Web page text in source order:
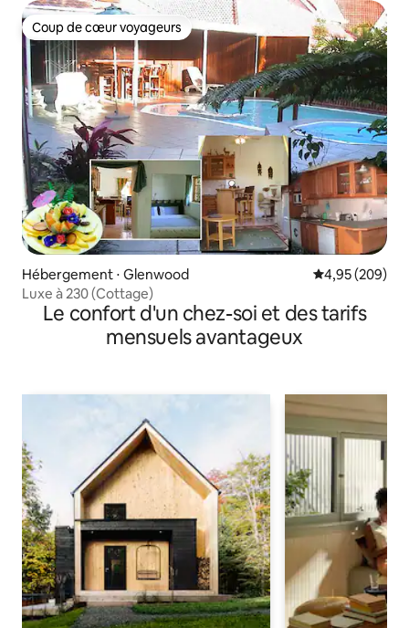
Coup de cœur voyageurs
Coup de cœur voyageurs
Hébergement ⋅ Glenwood Évaluation
4,95 (209)
Luxe à 230 (Cottage)
Le confort d'un chez-soi et des tarifs
mensuels avantageux